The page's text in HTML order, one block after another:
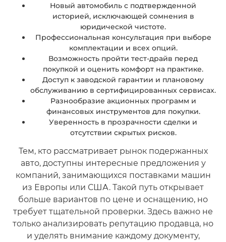
Новый автомобиль с подтвержденной
историей, исключающей сомнения в
юридической чистоте.
Профессиональная консультация при выборе
комплектации и всех опций.
Возможность пройти тест-драйв перед
покупкой и оценить комфорт на практике.
Доступ к заводской гарантии и плановому
обслуживанию в сертифицированных сервисах.
Разнообразие акционных программ и
финансовых инструментов для покупки.
Уверенность в прозрачности сделки и
отсутствии скрытых рисков.
Тем, кто рассматривает рынок подержанных
авто, доступны интересные предложения у
компаний, занимающихся поставками машин
из Европы или США. Такой путь открывает
больше вариантов по цене и оснащению, но
требует тщательной проверки. Здесь важно не
только анализировать репутацию продавца, но
и уделять внимание каждому документу,